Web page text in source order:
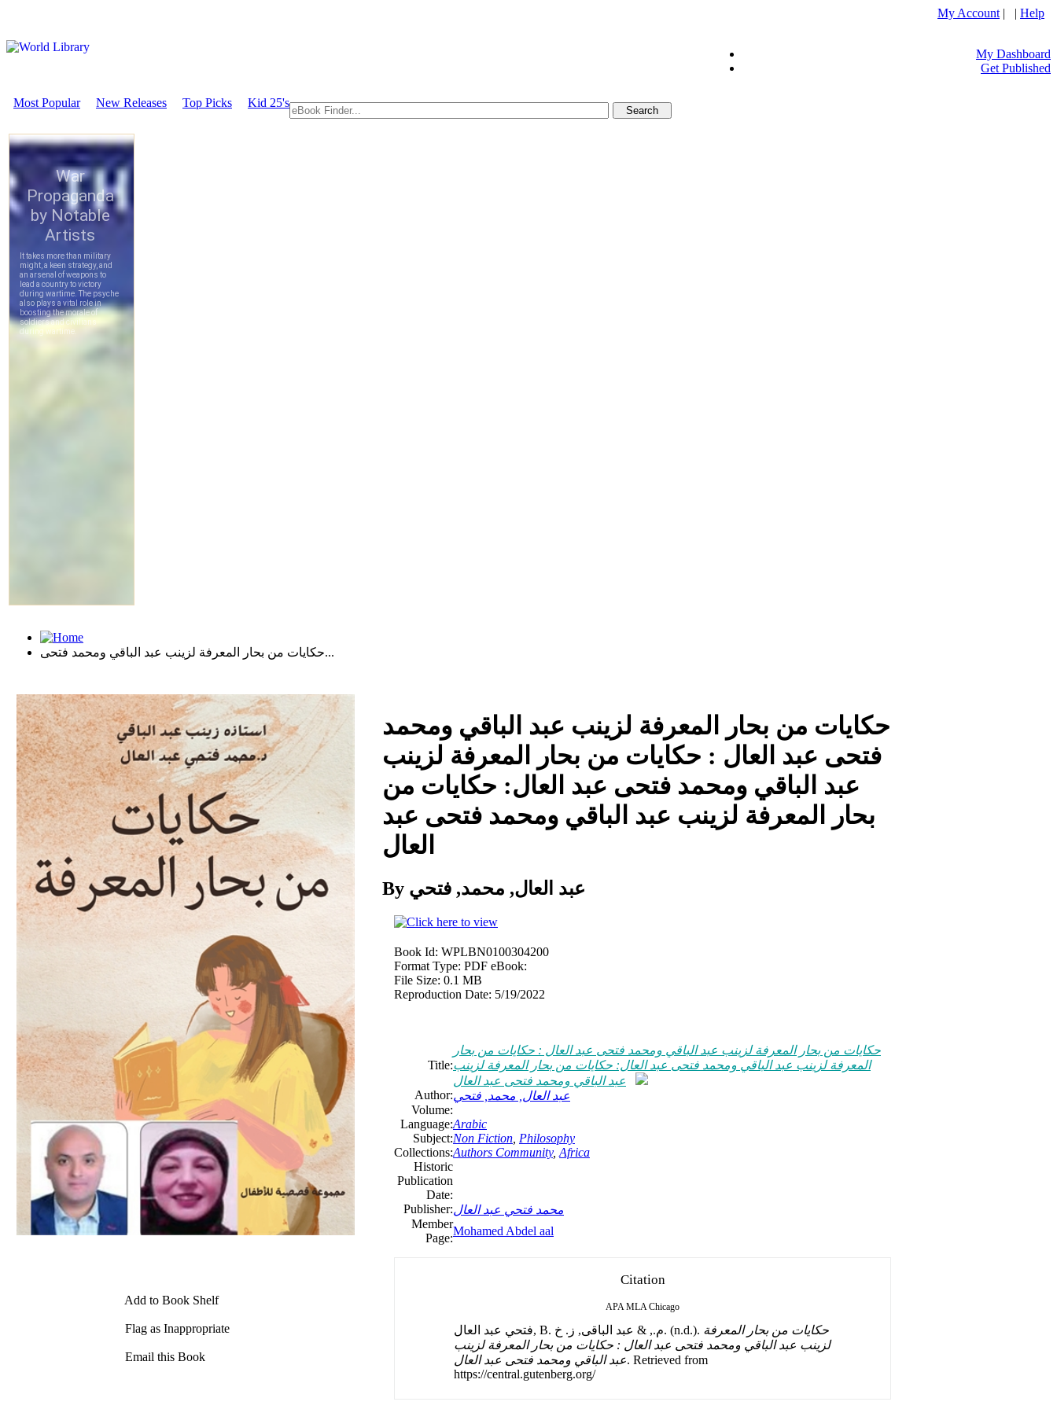
My Account | | Help
My Dashboard
Get Published
Most Popular New Releases Top Picks Kid 25's
حكايات من بحار المعرفة لزينب عبد الباقي ومحمد فتحى...
Download
Add to Book Shelf
Flag as Inappropriate
Email this Book
حكايات من بحار المعرفة لزينب عبد الباقي ومحمد
فتحى عبد العال : حكايات من بحار المعرفة لزينب
عبد الباقي ومحمد فتحى عبد العال: حكايات من
بحار المعرفة لزينب عبد الباقي ومحمد فتحى عبد
العال
By عبد العال, محمد, فتحي
Book Id: WPLBN0100304200
Format Type: PDF eBook:
File Size: 0.1 MB
Reproduction Date: 5/19/2022
Title:
حكايات من بحار المعرفة لزينب عبد الباقي ومحمد فتحى عبد العال : حكايات من بحار
المعرفة لزينب عبد الباقي ومحمد فتحى عبد العال: حكايات من بحار المعرفة لزينب
عبد الباقي ومحمد فتحى عبد العال
Author:عبد العال, محمد, فتحي
Volume:
Language:Arabic
Subject:Non Fiction Philosophy
Collections:Authors Community, Africa
Historic
Publication
Date:
Publisher:محمد فتحي عبد العال
Member
Page:
Mohamed Abdel aal
Citation
APA MLA Chicago
فتحي عبد العال, B. م., & عبد الباقى, ز. خ. (n.d.). حكايات من بحار المعرفة
لزينب عبد الباقي ومحمد فتحى عبد العال : حكايات من بحار المعرفة لزينب
عبد الباقي ومحمد فتحى عبد العال. Retrieved from
https://central.gutenberg.org/